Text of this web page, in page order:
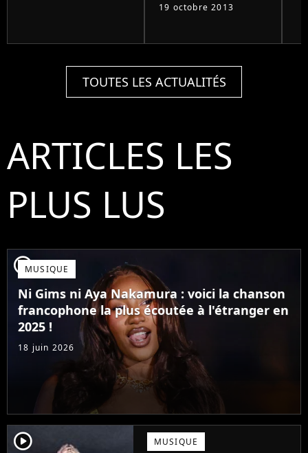
19 octobre 2013
TOUTES LES ACTUALITÉS
ARTICLES LES
PLUS LUS
player2MUSIQUE
Ni Gims ni Aya Nakamura : voici la chanson
francophone la plus écoutée à l'étranger en
2025 !
18 juin 2026
player2 MUSIQUE